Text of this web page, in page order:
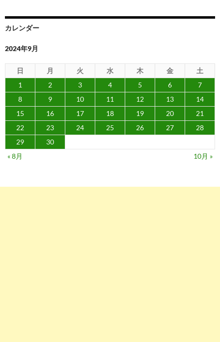
ョ
ン
カレンダー
2024年9月
日 月 火 水 木 金
土
1
2 3 4 5 6
7
8
9 10 11 12 13
14
15
16 17 18 19 20
21
22
23 24 25 26 27
28
29
30
« 8月
10月 »